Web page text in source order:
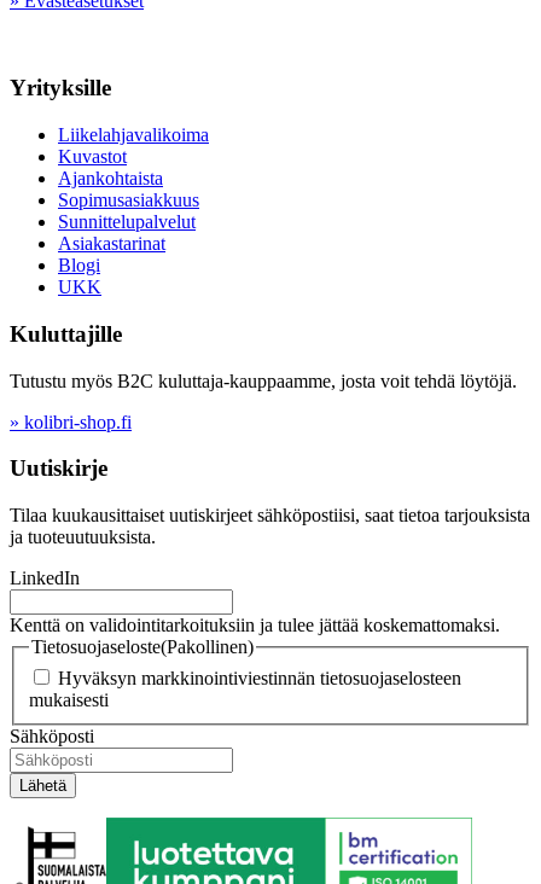
Yrityksille
Liikelahjavalikoima
Kuvastot
Ajankohtaista
Sopimusasiakkuus
Sunnittelupalvelut
Asiakastarinat
Blogi
UKK
Kuluttajille
Tutustu myös B2C kuluttaja-kauppaamme, josta voit tehdä löytöjä.
» kolibri-shop.fi
Uutiskirje
Tilaa kuukausittaiset uutiskirjeet sähköpostiisi, saat tietoa tarjouksista
ja tuoteuutuuksista.
LinkedIn
Kenttä on validointitarkoituksiin ja tulee jättää koskemattomaksi.
Tietosuojaseloste(Pakollinen)
Hyväksyn markkinointiviestinnän tietosuojaselosteen
mukaisesti
Sähköposti